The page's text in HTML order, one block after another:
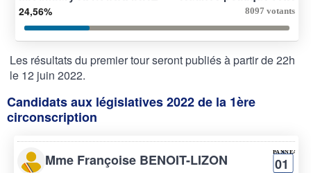
24,56% 8097 votants
Les résultats du premier tour seront publiés à partir de 22h
le 12 juin 2022.
Candidats aux législatives 2022 de la 1ère
circonscription
Mme Françoise BENOIT-LIZON 01